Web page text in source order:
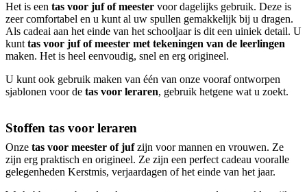
Het is een tas voor juf of meester voor dagelijks gebruik. Deze is
zeer comfortabel en u kunt al uw spullen gemakkelijk bij u dragen.
Als cadeai aan het einde van het schooljaar is dit een uiniek detail. U
kunt tas voor juf of meester met tekeningen van de leerlingen
maken. Het is heel eenvoudig, snel en erg origineel.
U kunt ook gebruik maken van één van onze vooraf ontworpen
sjablonen voor de tas voor leraren, gebruik hetgene wat u zoekt.
Stoffen tas voor leraren
Onze tas voor meester of jufzijn voor mannen en vrouwen. Ze
zijn erg praktisch en origineel. Ze zijn een perfect cadeau vooralle
gelegenheden Kerstmis, verjaardagen of het einde van het jaar.